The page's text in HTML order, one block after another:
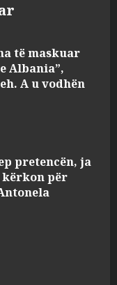
të maskuar
Albania”,
A u vodhën
pretencën, ja
për